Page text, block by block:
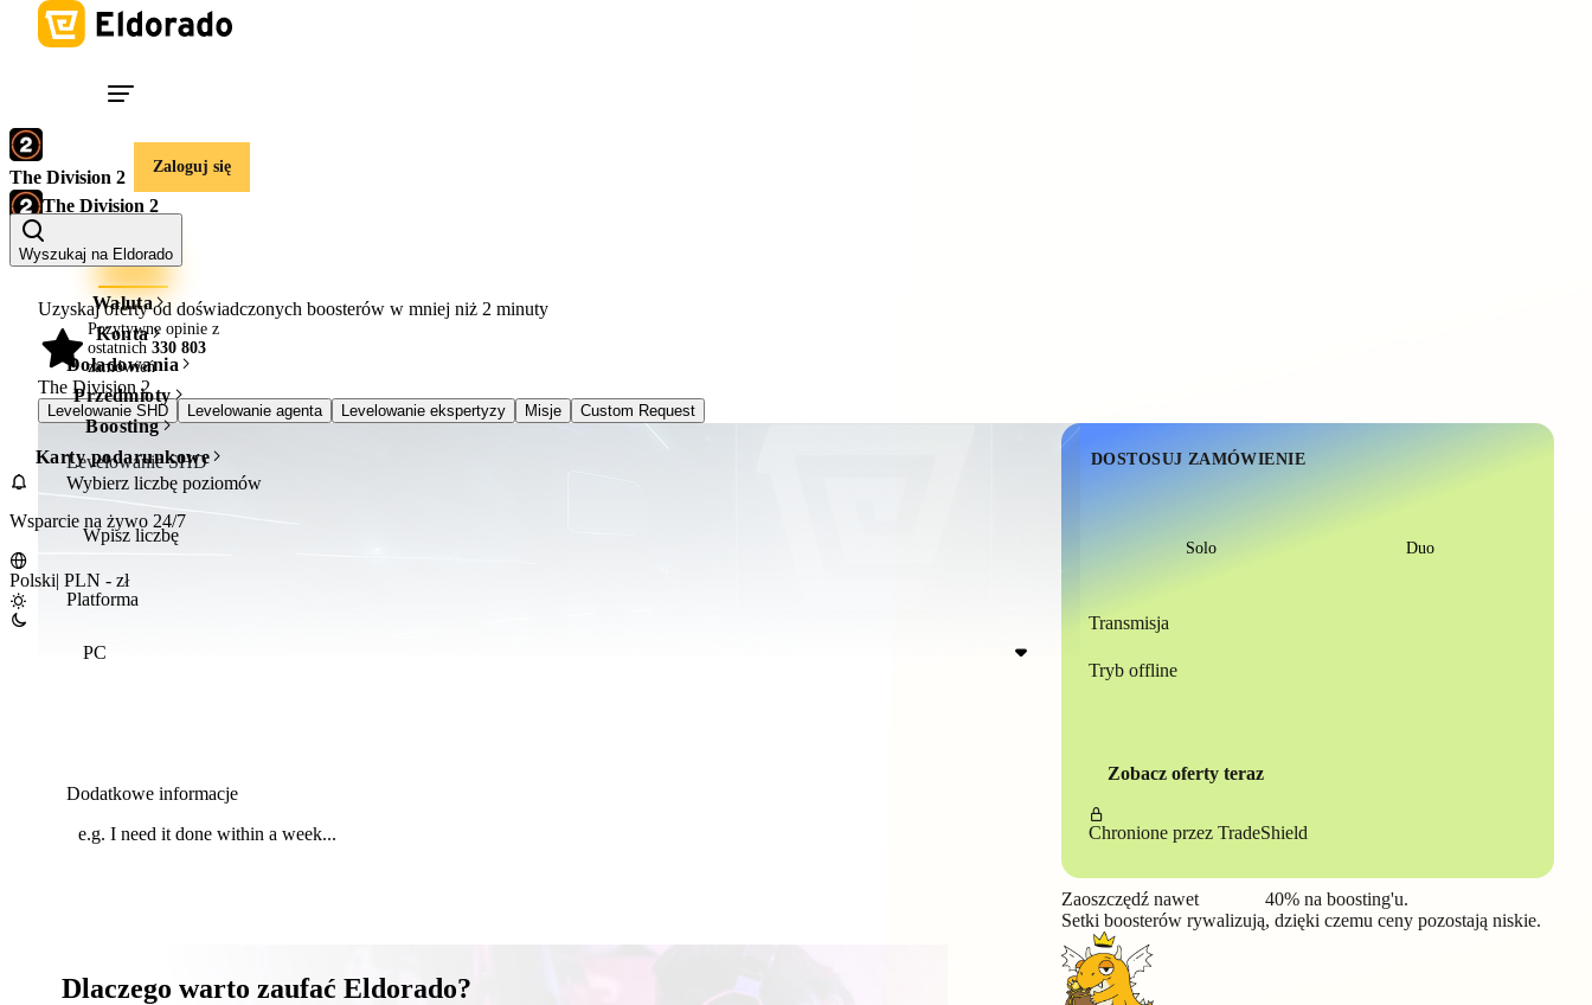
Zaloguj się
Wyszukaj na Eldorado
Waluta
Konta
Doładowania
Przedmioty
Boosting
Karty podarunkowe
Wsparcie na żywo 24/7
Polski| PLN - zł
The Division 2
The Division 2
Konta Boosting
Uzyskaj oferty od doświadczonych boosterów w mniej niż 2 minuty
Pozytywne opinie z
ostatnich 330 803
zamówień
The Division 2
Levelowanie SHD Levelowanie agenta Levelowanie ekspertyzy Misje Custom Request
Levelowanie SHD
Wybierz liczbę poziomów
Platforma
PC
Dodatkowe informacje
DOSTOSUJ ZAMÓWIENIE
Solo Duo
Transmisja
Tryb offline
Zobacz oferty teraz
Chronione przez TradeShield
Zaoszczędź nawet 40% na boosting'u.
Setki boosterów rywalizują, dzięki czemu ceny pozostają niskie.
Dlaczego warto zaufać Eldorado?